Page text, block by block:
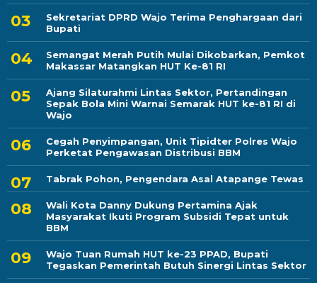
Sekretariat DPRD Wajo Terima Penghargaan dari
Bupati
Semangat Merah Putih Mulai Dikobarkan, Pemkot
Makassar Matangkan HUT Ke-81 RI
Ajang Silaturahmi Lintas Sektor, Pertandingan
Sepak Bola Mini Warnai Semarak HUT ke-81 RI di
Wajo
Cegah Penyimpangan, Unit Tipidter Polres Wajo
Perketat Pengawasan Distribusi BBM
Tabrak Pohon, Pengendara Asal Atapange Tewas
Wali Kota Danny Dukung Pertamina Ajak
Masyarakat Ikuti Program Subsidi Tepat untuk
BBM
Wajo Tuan Rumah HUT ke-23 PPAD, Bupati
Tegaskan Pemerintah Butuh Sinergi Lintas Sektor